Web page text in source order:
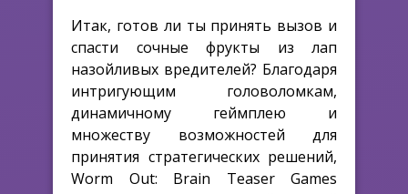
Итак, готов ли ты принять вызов и
спасти сочные фрукты из лап
назойливых вредителей? Благодаря
интригующим головоломкам,
динамичному геймплею и
множеству возможностей для
принятия стратегических решений,
Worm Out: Brain Teaser Games